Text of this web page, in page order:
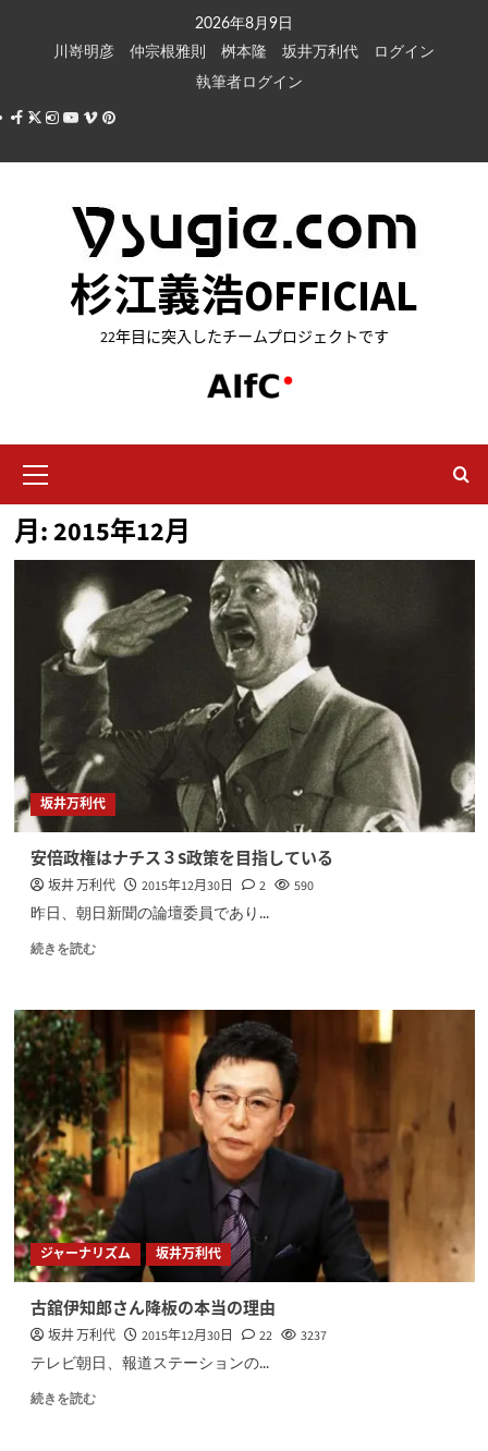
キ
2026年8月9日
川嵜明彦
仲宗根雅則 桝本隆 坂井万利代
ログイン
執筆者ログイン
Facebook
X Instagram
Youtube
VimeoPinterest
杉江義浩OFFICIAL
22年目に突入したチームプロジェクトです
イ
ン
メ
月:2015年12月
坂井万利代
安倍政権はナチス３S政策を目指している
坂井 万利代 2015年12月30日 2 590
昨日、朝日新聞の論壇委員であり...
続きを読む
ジャーナリズム 坂井万利代
古舘伊知郎さん降板の本当の理由
坂井 万利代 2015年12月30日 22 3237
テレビ朝日、報道ステーションの...
続きを読む